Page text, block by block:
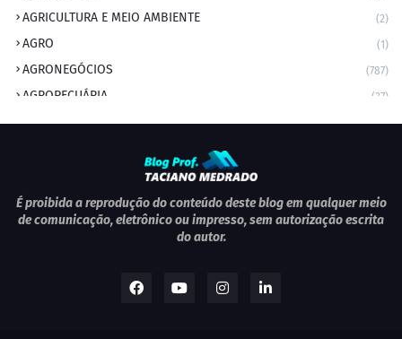
AGRICULTURA E MEIO AMBIENTE (2)
AGRO (1)
AGRONEGÓCIOS (787)
AGROPECUÁRIA (37)
AMBIENTE (9)
ANIVERSÁRIO DA CIDADE
ANIVERSÁRIOS (1)
APEXBRASIL (1)
É proibida a reprodução do conteúdo deste blog em qualquer meio
de comunicação, eletrônico ou impresso, sem autorização escrita
do autor.